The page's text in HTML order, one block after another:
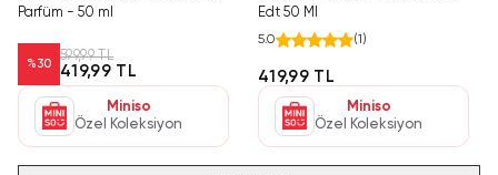
Parfüm - 50 ml
%30
599,99 TL
419,99 TL
Miniso
Özel Koleksiyon
Edt 50 Ml
5.0 (1 )
419,99 TL
Miniso
Özel Koleksiyon